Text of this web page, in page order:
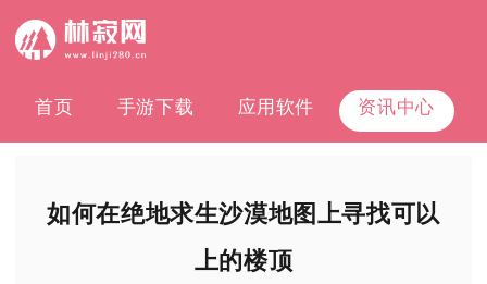
首页 手游下载 应用软件 资讯中心
如何在绝地求生沙漠地图上寻找可以
上的楼顶